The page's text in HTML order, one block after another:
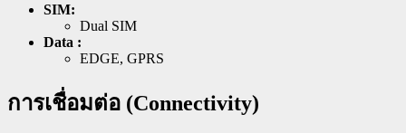
SIM:
Dual SIM
Data :
EDGE, GPRS
การเชื่อมต่อ (Connectivity)